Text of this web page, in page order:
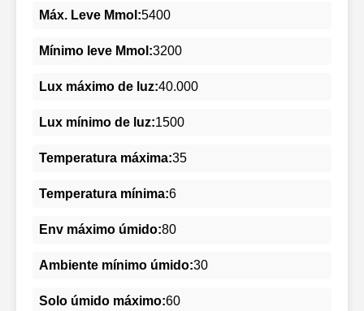
Máx. Leve Mmol:5400
Mínimo leve Mmol:3200
Lux máximo de luz:40.000
Lux mínimo de luz:1500
Temperatura máxima:35
Temperatura mínima:6
Env máximo úmido:80
Ambiente mínimo úmido:30
Solo úmido máximo:60